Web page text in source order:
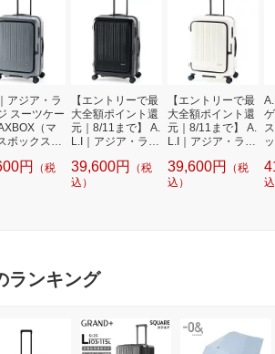
アジア・ラ
スーツケー
（マ
ボックス）
イプ 70L/拡
旅行目
円
（税
【エントリーで最
大全額ポイント還
元｜8/11まで】 A.
L.I｜アジア・ラゲ
MAXBOX（マック
スボックス）フロ
載]
39,600円
（税
込）
【エントリーで最
大全額ポイント還
元｜8/11まで】 A.
L.I｜アジア・ラゲ
MAXBOX（マック
スボックス）フロ
39,600円
（税
込）
ランキング